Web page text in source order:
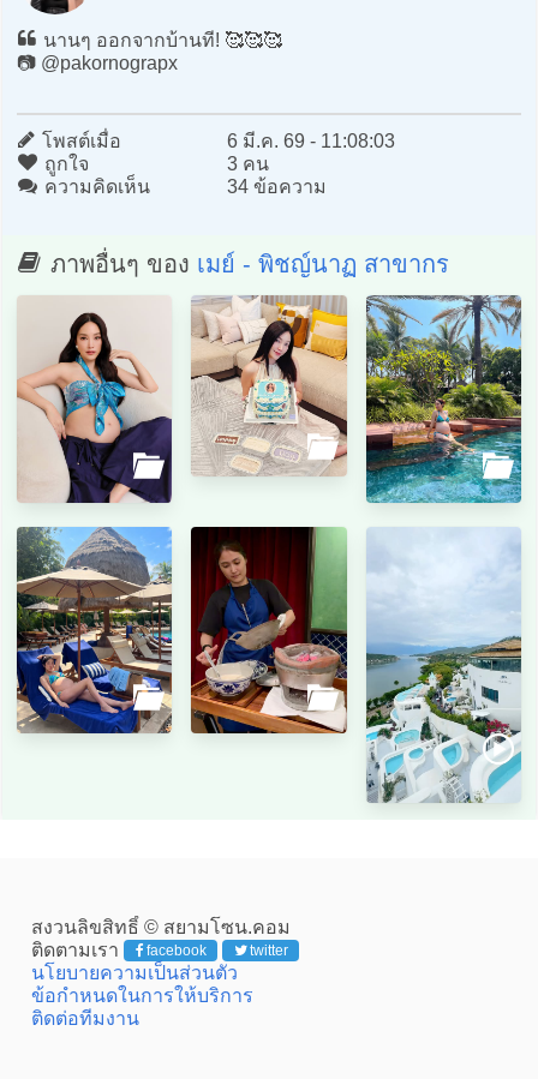
นานๆ ออกจากบ้านที! 🥰🥰🥰
📷 @pakornograpx
โพสต์เมื่อ
6 มี.ค. 69 - 11:08:03
ถูกใจ
3 คน
ความคิดเห็น
34 ข้อความ
ภาพอื่นๆ ของ เมย์ - พิชญ์นาฏ สาขากร
สงวนลิขสิทธิ์ © สยามโซน.คอม
ติดตามเรา
facebook twitter
นโยบายความเป็นส่วนตัว
ข้อกำหนดในการให้บริการ
ติดต่อทีมงาน